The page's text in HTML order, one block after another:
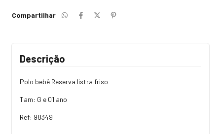
Compartilhar
Descrição
Polo bebê Reserva listra friso
Tam: G e 01 ano
Ref: 98349